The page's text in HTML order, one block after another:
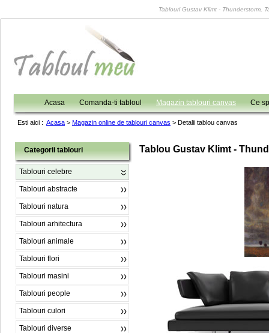
Tablouri Gustav Klimt - Thunderstorm,
Acasa Comanda-ti tabloul Magazin tablouri canvas Ce
Esti aici : Acasa > Magazin online de tablouri canvas > Detalii tablou canvas
Categorii tablouri
Tablouri celebre
Tablouri abstracte
Tablouri natura
Tablouri arhitectura
Tablouri animale
Tablouri flori
Tablouri masini
Tablouri people
Tablouri culori
Tablouri diverse
Tablou Gustav Klimt -